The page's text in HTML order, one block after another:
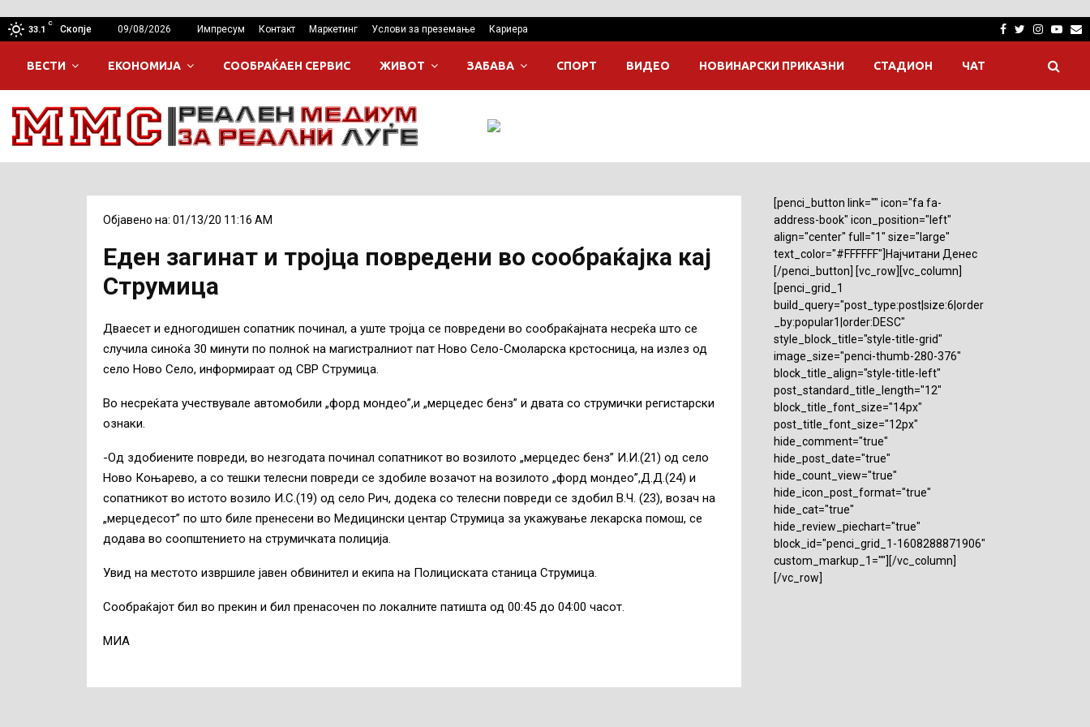
33.1
C
Скопје 09/08/2026 Импресум Контакт Маркетинг Услови за преземање Кариера Facebook
Twitter
ВЕСТИ ЕКОНОМИЈА СООБРАЌАЕН СЕРВИС ЖИВОТ ЗАБАВА СПОРТ ВИДЕО НОВИНАРСКИ ПРИКАЗНИ СТАДИОН ЧАТ
Објавено на: 01/13/20 11:16 AM
Еден загинат и тројца повредени во сообраќајка кај
Струмица
Дваесет и едногодишен сопатник починал, а уште тројца се повредени во сообраќајната несреќа што се
случила синоќа 30 минути по полноќ на магистралниот пат Ново Село-Смоларска крстосница, на излез од
село Ново Село, информираат од СВР Струмица.
Во несреќата учествувале автомобили „форд мондео”,и „мерцедес бенз” и двата со струмички регистарски
ознаки.
-Од здобиените повреди, во незгодата починал сопатникот во возилото „мерцедес бенз” И.И.(21) од село
Ново Коњарево, а со тешки телесни повреди се здобиле возачот на возилото „форд мондео”,Д.Д.(24) и
сопатникот во истото возило И.С.(19) од село Рич, додека со телесни повреди се здобил В.Ч. (23), возач на
„мерцедесот” по што биле пренесени во Медицински центар Струмица за укажување лекарска помош, се
додава во соопштението на струмичката полиција.
Увид на местото извршиле јавен обвинител и екипа на Полициската станица Струмица.
Сообраќајот бил во прекин и бил пренасочен по локалните патишта од 00:45 до 04:00 часот.
МИА
[penci_button link="" icon="fa fa-
address-book" icon_position="left"
align="center" full="1" size="large"
text_color="#FFFFFF"]Најчитани Денес
[/penci_button] [vc_row][vc_column]
[penci_grid_1
build_query="post_type:post|size:6|order
_by:popular1|order:DESC"
style_block_title="style-title-grid"
image_size="penci-thumb-280-376"
block_title_align="style-title-left"
post_standard_title_length="12"
block_title_font_size="14px"
post_title_font_size="12px"
hide_comment="true"
hide_post_date="true"
hide_count_view="true"
hide_icon_post_format="true"
hide_cat="true"
hide_review_piechart="true"
block_id="penci_grid_1-1608288871906"
custom_markup_1=""][/vc_column]
[/vc_row]